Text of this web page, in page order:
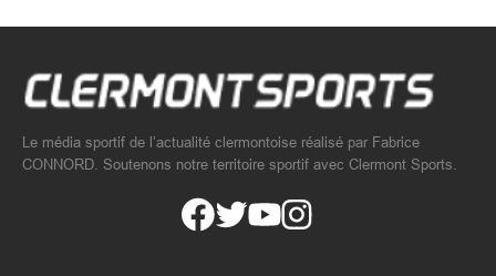
Le média sportif de l’actualité clermontoise réalisé par Fabrice
CONNORD. Soutenons notre territoire sportif avec Clermont Sports.